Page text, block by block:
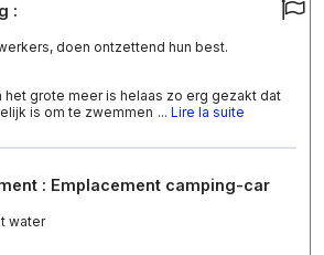
:
doen ontzettend hun best.
het grote meer is helaas zo erg gezakt dat
is om te zwemmen ... Lire la suite
: Emplacement camping-car
water